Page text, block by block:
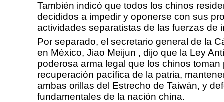
También indicó que todos los chinos
decididos a impedir y oponerse con sus
actividades separatistas de las fuerzas de
Por separado, el secretario general de la
en México, Jiao Meijun , dijo que la Ley
poderosa arma legal que los chinos
recuperación pacífica de la patria,
ambas orillas del Estrecho de Taiwán, y
fundamentales de la nación china.